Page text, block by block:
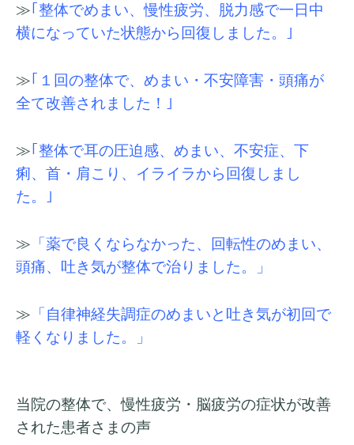
≫｢整体でめまい、慢性疲労、脱力感で一日中
横になっていた状態から回復しました。｣
≫｢１回の整体で、めまい・不安障害・頭痛が
全て改善されました！｣
≫｢整体で耳の圧迫感、めまい、不安症、下
痢、首・肩こり、イライラから回復しまし
た。｣
≫ 「薬で良くならなかった、回転性のめまい、
頭痛、吐き気が整体で治りました。」
≫ 「自律神経失調症のめまいと吐き気が初回で
軽くなりました。」
当院の整体で、慢性疲労・脳疲労の症状が改善
された患者さまの声